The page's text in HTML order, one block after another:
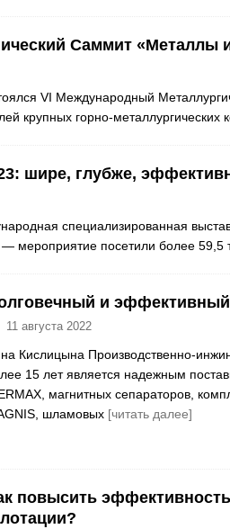
Саммит «Металлы
VI Международный
крупных горно-
шире, глубже,
специализированная
мероприятие посетили более 59,5
и эффективный
11 августа 2022
Кислицына Производственно-
15 лет является надежным
магнитных сепараторов,
шламовых [читать далее]
повысить